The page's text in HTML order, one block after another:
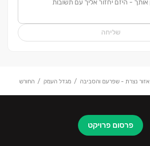
שליחה
אזור נצרת - שפרעם והסביבה מגדל העמק החורש
פרסום פרויקט